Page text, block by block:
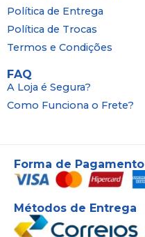
Política de Entrega
Política de Trocas
Termos e Condições
FAQ
A Loja é Segura?
Como Funciona o Frete?
Forma de Pagamento
Métodos de Entrega